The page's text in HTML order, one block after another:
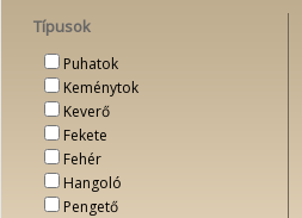
Típusok
Puhatok
Keménytok
Keverő
Fekete
Fehér
Hangoló
Pengető